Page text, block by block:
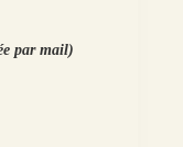
par mail)